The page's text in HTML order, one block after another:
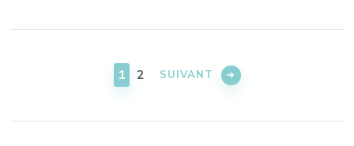
PAGE
1 PAGE
2 SUIVANT